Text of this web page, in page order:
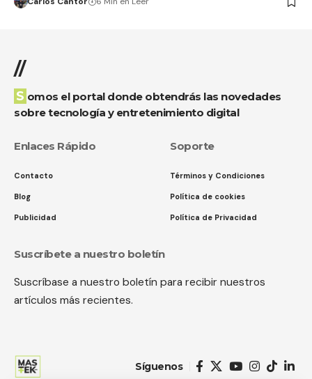
//
Somos el portal donde obtendrás las novedades
sobre tecnología y entretenimiento digital
Enlaces Rápido
Contacto
Blog
Publicidad
Soporte
Términos y Condiciones
Política de cookies
Política de Privacidad
Suscríbete a nuestro boletín
Suscríbase a nuestro boletín para recibir nuestros
artículos más recientes.
Síguenos